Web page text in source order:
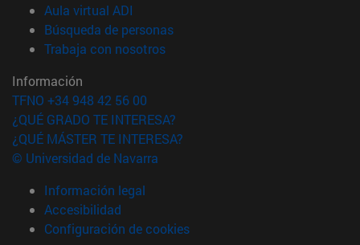
Aula virtual ADI
Búsqueda de personas(abre en nueva ventana)
Trabaja con nosotros(abre en nueva ventana)
Información
TFNO +34 948 42 56 00
¿QUÉ GRADO TE INTERESA?
¿QUÉ MÁSTER TE INTERESA?
© Universidad de Navarra
Información legal
Accesibilidad
Configuración de cookies